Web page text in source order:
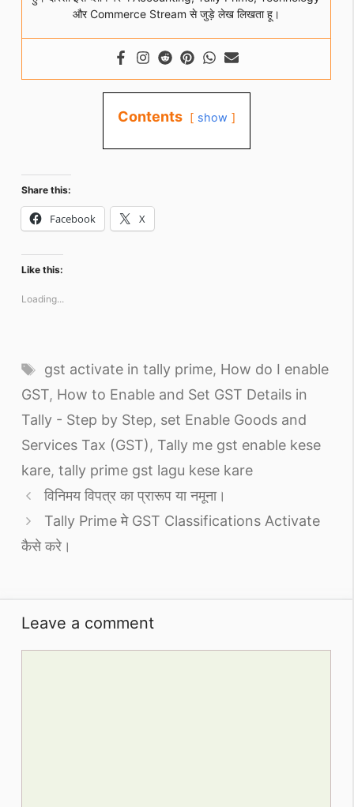
और Commerce Stream से जुड़े लेख लिखता हू।
Contents show
Share this:
Facebook X
Like this:
Loading...
Tags
gst activate in tally prime, How do I enable
GST, How to Enable and Set GST Details in
Tally - Step by Step, set Enable Goods and
Services Tax (GST), Tally me gst enable kese
kare, tally prime gst lagu kese kare
विनिमय विपत्र का प्रारूप या नमूना।
Tally Prime मे GST Classifications Activate
कैसे करे।
Leave a comment